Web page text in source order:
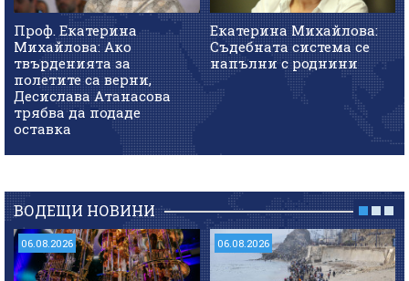
Проф. Екатерина
Михайлова: Ако
твърденията за
полетите са верни,
Десислава Атанасова
трябва да подаде
оставка
Екатерина Михайлова:
Съдебната система се
напълни с роднини
ВОДЕЩИ НОВИНИ
06.08.2026 06.08.2026